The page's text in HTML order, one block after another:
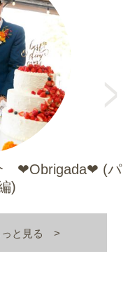
❤Obrigada❤ (パ
)
e
xt
と見る